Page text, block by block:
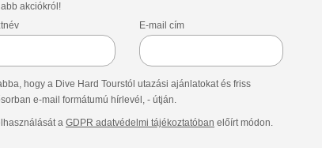
akciókról!
E-mail cím
hogy a Dive Hard Tourstól utazási ajánlatokat és friss
e-mail formátumú hírlevél, - útján.
a GDPR adatvédelmi tájékoztatóban előírt módon.